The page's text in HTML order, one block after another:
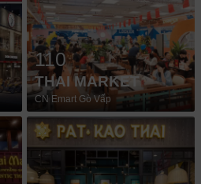
110
THAI MARKET
CN Emart Gò Vấp